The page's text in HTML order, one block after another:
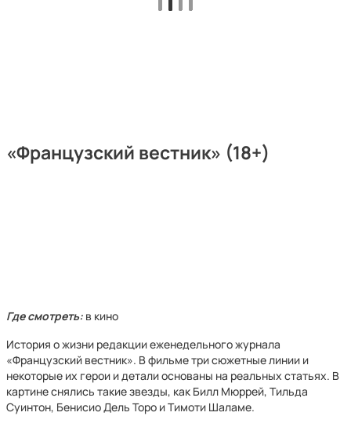
«Французский вестник» (18+)
Где смотреть: в кино
История о жизни редакции еженедельного журнала
«Французский вестник». В фильме три сюжетные линии и
некоторые их герои и детали основаны на реальных статьях. В
картине снялись такие звезды, как Билл Мюррей, Тильда
Суинтон, Бенисио Дель Торо и Тимоти Шаламе.